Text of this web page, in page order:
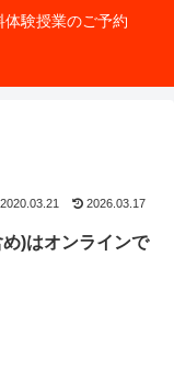
体験授業のご予約
2020.03.21 2026.03.17
)はオンラインで